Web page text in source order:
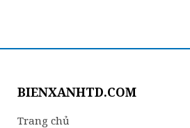
BIENXANHTD.COM
Trang chủ